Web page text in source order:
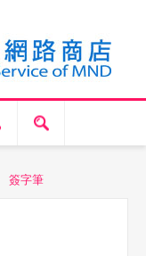
簽字筆